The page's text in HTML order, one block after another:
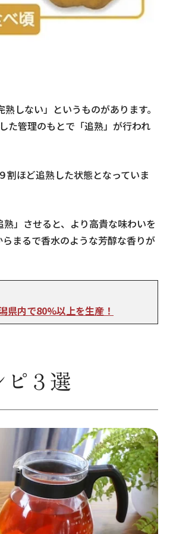
しない」というものがあります。
た管理のもとで「追熟」が行われ
割ほど追熟した状態となっていま
」させると、より高貴な味わいを
まるで香水のような芳醇な香りが
県内で80%以上を生産！
ピ３選